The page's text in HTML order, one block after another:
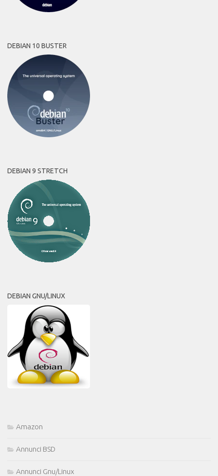
DEBIAN 10 BUSTER
DEBIAN 9 STRETCH
DEBIAN GNU/LINUX
Amazon
Annunci BSD
Annunci Gnu/Linux